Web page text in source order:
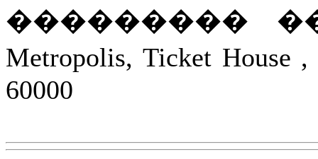
���������
Metropolis, Ticket
60000